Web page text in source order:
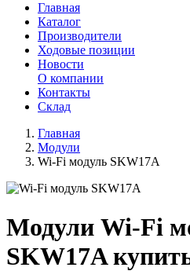
Главная
Каталог
Производители
Ходовые позиции
Новости
О компании
Контакты
Склад
Главная
Модули
Wi-Fi модуль SKW17A
Модули Wi-Fi
SKW17A